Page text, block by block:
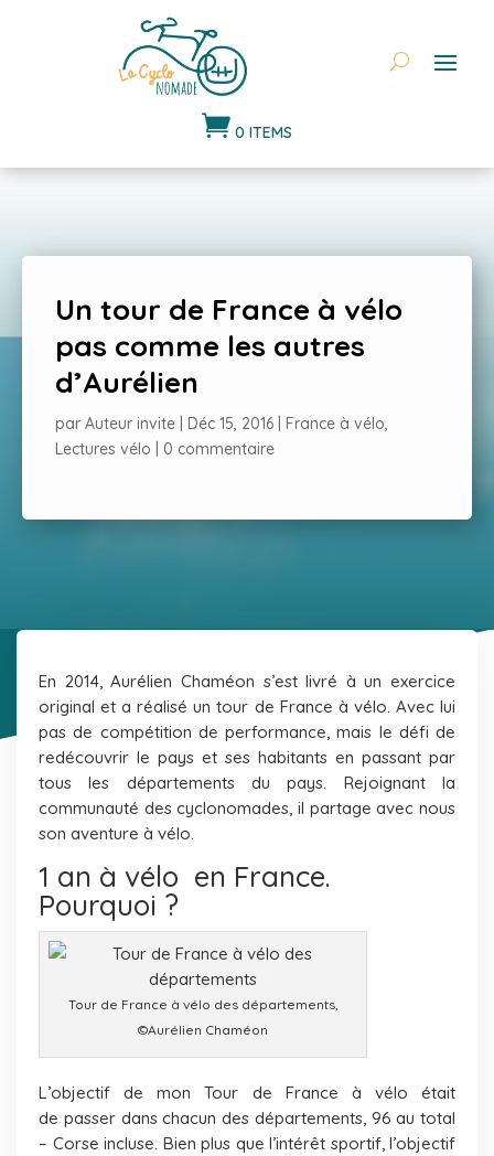
 0 ITEMS
Un tour de France à vélo
pas comme les autres
d’Aurélien
par Auteur invite Déc 15, 2016 France à vélo,
Lectures vélo
0 commentaire
En 2014, Aurélien Chaméon s’est livré à un exercice
original et a réalisé un tour de France à vélo. Avec lui
pas de compétition de performance, mais le défi de
redécouvrir le pays et ses habitants en passant par
tous les départements du pays. Rejoignant la
communauté des cyclonomades, il partage avec nous
son aventure à vélo.
1 an à vélo en France.
Pourquoi ?
Tour de France à vélo des départements,
©Aurélien Chaméon
L’objectif de mon Tour de France à vélo était
de passer dans chacun des départements, 96 au total
– Corse incluse. Bien plus que l’intérêt sportif, l’objectif